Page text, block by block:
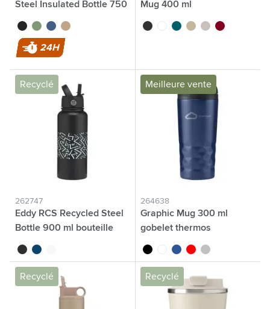
Steel Insulated Bottle 750
noir vert bleu beige
24H
Mug 400 ml
noir blancpétrolebeigeargentébordeaux
Recyclé
262747
Eddy RCS Recycled Steel
Bottle 900 ml bouteille
noir bleu océan
Meilleure vente
264638
Graphic Mug 300 ml
gobelet thermos
noir blancbleu rougeargenté
Recyclé Recyclé